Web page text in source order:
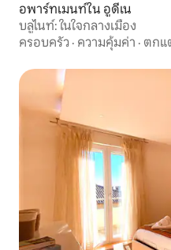
อพาร์ทเมนท์ใน อูดีเน
บลูไนท์: ในใจกลางเมือง
ครอบครัว · ความคุ้มค่า · ตกแ